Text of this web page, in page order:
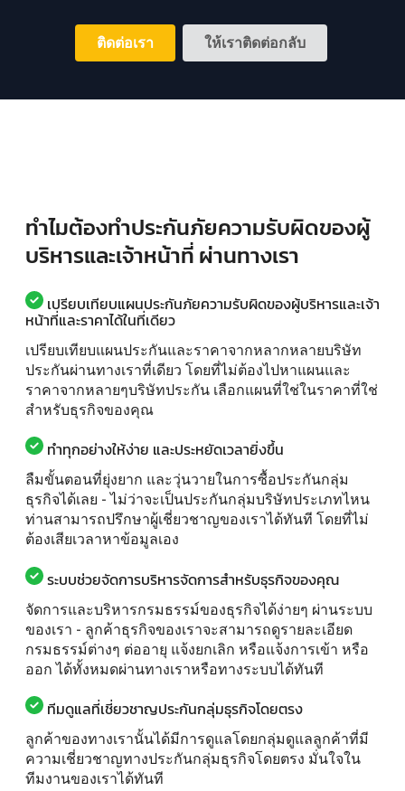
ติดต่อเรา ให้เราติดต่อกลับ
ทำไมต้องทำประกันภัยความรับผิดของผู้
บริหารและเจ้าหน้าที่ ผ่านทางเรา
เปรียบเทียบแผนประกันภัยความรับผิดของผู้บริหารและเจ้า
หน้าที่และราคาได้ในที่เดียว
เปรียบเทียบแผนประกันและราคาจากหลากหลายบริษัท
ประกันผ่านทางเราที่เดียว โดยที่ไม่ต้องไปหาแผนและ
ราคาจากหลายๆบริษัทประกัน เลือกแผนที่ใช่ในราคาที่ใช่
สำหรับธุรกิจของคุณ
ทำทุกอย่างให้ง่าย และประหยัดเวลายิ่งขึ้น
ลืมขั้นตอนที่ยุ่งยาก และวุ่นวายในการซื้อประกันกลุ่ม
ธุรกิจได้เลย - ไม่ว่าจะเป็นประกันกลุ่มบริษัทประเภทไหน
ท่านสามารถปรึกษาผู้เชี่ยวชาญของเราได้ทันที โดยที่ไม่
ต้องเสียเวลาหาข้อมูลเอง
ระบบช่วยจัดการบริหารจัดการสำหรับธุรกิจของคุณ
จัดการและบริหารกรมธรรม์ของธุรกิจได้ง่ายๆ ผ่านระบบ
ของเรา - ลูกค้าธุรกิจของเราจะสามารถดูรายละเอียด
กรมธรรม์ต่างๆ ต่ออายุ แจ้งยกเลิก หรือแจ้งการเข้า หรือ
ออก ได้ทั้งหมดผ่านทางเราหรือทางระบบได้ทันที
ทีมดูแลที่เชี่ยวชาญประกันกลุ่มธุรกิจโดยตรง
ลูกค้าของทางเรานั้นได้มีการดูแลโดยกลุ่มดูแลลูกค้าที่มี
ความเชี่ยวชาญทางประกันกลุ่มธุรกิจโดยตรง มั่นใจใน
ทีมงานของเราได้ทันที